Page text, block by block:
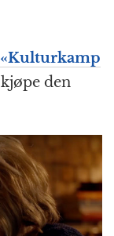
Kulturkamp
den